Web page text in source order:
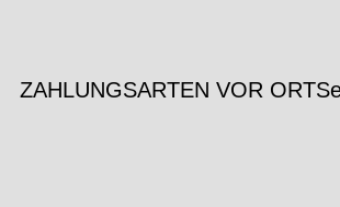
ZAHLUNGSARTEN VOR ORT